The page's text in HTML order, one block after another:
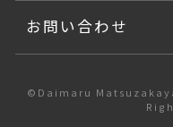
お問い合わせ
©Daimaru